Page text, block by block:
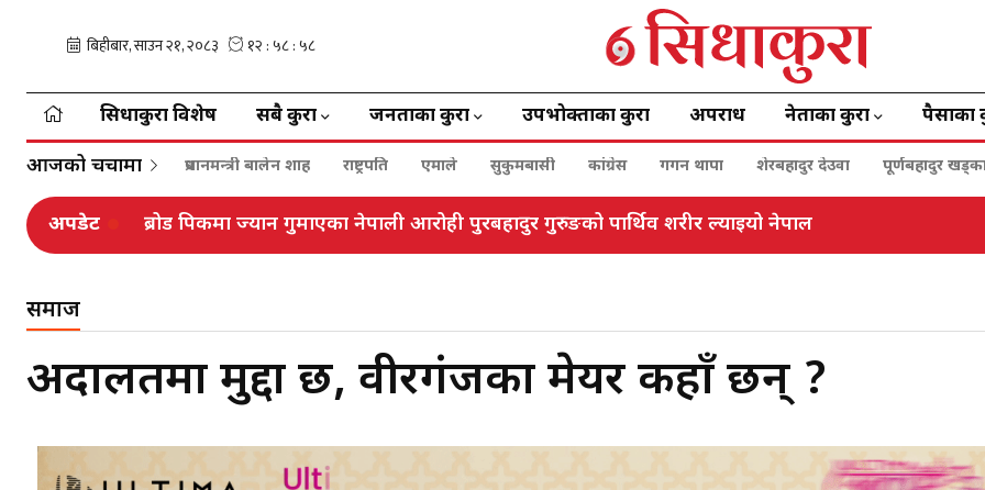
सिधाकुरा विशेष सबै कुरा जनताका कुरा उपभोक्ताका कुरा अपराध नेताका कुरा पैसाका
आजको चर्चामा प्रधानमन्त्री बालेन शाह राष्ट्रपति एमाले सुकुमबासी कांग्रेस गगन थापा शेरबहादुर देउवा पूर्णबहादुर
अपडेट ब्रोड पिकमा ज्यान गुमाएका नेपाली आरोही पुरबहादुर गुरुङको पार्थिव शरीर ल्याइयो नेपाल
समाज
अदालतमा मुद्दा छ, वीरगंजका मेयर कहाँ छन् ?